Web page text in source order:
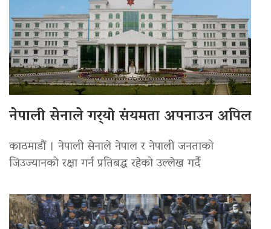
नेपाली सेनाले गर्‍यो संयमता अपनाउन अपिल
काठमाडौं । नेपाली सेनाले नेपाल र नेपाली जनताको
जिउज्यानको रक्षा गर्न प्रतिबद्ध रहेको उल्लेख गर्दै